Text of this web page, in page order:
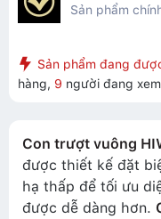
Sản phẩm
Sản phẩm đang
hàng, 9 người đang
Con trượt vuông
được thiết kế đặt
hạ thấp để tối ưu
được dễ dàng hơn.